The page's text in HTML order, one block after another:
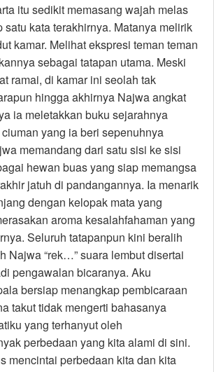
itu sedikit memasang wajah melas
satu kata terakhirnya. Matanya melirik
kamar. Melihat ekspresi teman teman
sebagai tatapan utama. Meski
ramai, di kamar ini seolah tak
hingga akhirnya Najwa angkat
ia meletakkan buku sejarahnya
yang ia beri sepenuhnya
memandang dari satu sisi ke sisi
hewan buas yang siap memangsa
jatuh di pandangannya. Ia menarik
dengan kelopak mata yang
aroma kesalahfahaman yang
Seluruh tatapanpun kini beralih
Najwa “rek…” suara lembut disertai
pengawalan bicaranya. Aku
bersiap menangkap pembicaraan
takut tidak mengerti bahasanya
yang terhanyut oleh
perbedaan yang kita alami di sini.
mencintai perbedaan kita dan kita